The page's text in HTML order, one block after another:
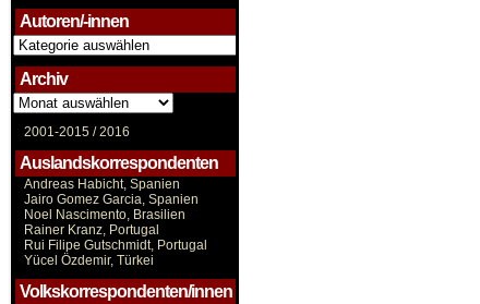
Autoren/-innen
Autoren/-
innen
Archiv
Archiv
2001-2015 /2016
Auslandskorrespondenten
Andreas Habicht, Spanien
Jairo Gomez Garcia, Spanien
Noel Nascimento, Brasilien
Rainer Kranz, Portugal
Rui Filipe Gutschmidt, Portugal
Yücel Özdemir, Türkei
Volkskorrespondenten/innen